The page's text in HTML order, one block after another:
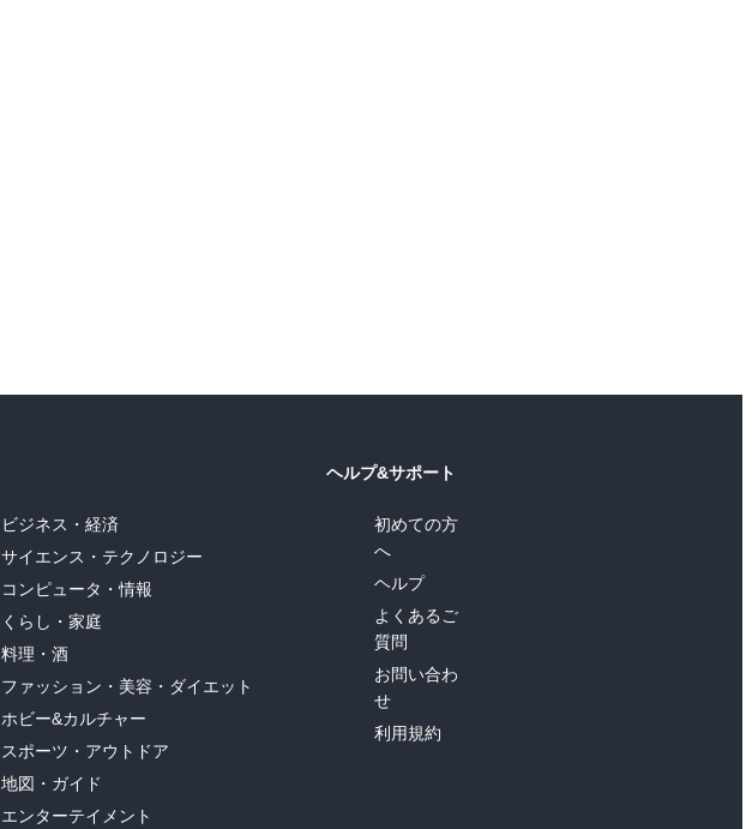
ビジネス・経済
サイエンス・テクノロジー
コンピュータ・情報
くらし・家庭
料理・酒
ファッション・美容・ダイエット
ホビー&カルチャー
スポーツ・アウトドア
地図・ガイド
エンターテイメント
ヘルプ&サポート
初めての方
へ
ヘルプ
よくあるご
質問
お問い合わ
せ
利用規約